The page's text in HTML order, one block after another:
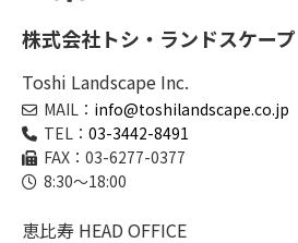
株式会社トシ・ランドスケープ
Toshi Landscape Inc.
MAIL： info@toshilandscape.co.jp
TEL： 03-3442-8491
FAX：03-6277-0377
8:30～18:00
恵比寿 HEAD OFFICE